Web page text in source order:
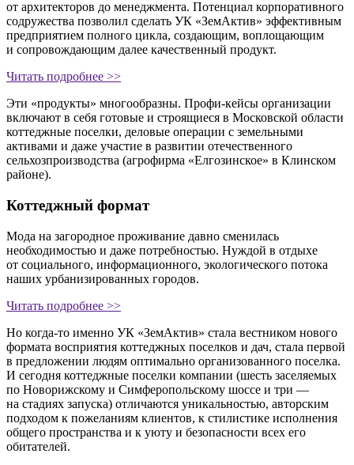
от архитекторов до менеджмента. Потенциал корпоративного
содружества позволил сделать УК «ЗемАктив» эффективным
предприятием полного цикла, создающим, воплощающим
и сопровождающим далее качественный продукт.
Читать подробнее >>
Эти «продукты» многообразны. Профи-кейсы организации
включают в себя готовые и строящиеся в Московской области
коттеджные поселки, деловые операции с земельными
активами и даже участие в развитии отечественного
сельхозпроизводства (агрофирма «Елгозинское» в Клинском
районе).
Коттеджный формат
Мода на загородное проживание давно сменилась
необходимостью и даже потребностью. Нуждой в отдыхе
от социального, информационного, экологического потока
наших урбанизированных городов.
Читать подробнее >>
Но когда-то именно УК «ЗемАктив» стала вестником нового
формата восприятия коттеджных поселков и дач, стала первой
в предложении людям оптимально организованного поселка.
И сегодня коттеджные поселки компании (шесть заселяемых
по Новорижскому и Симферопольскому шоссе и три —
на стадиях запуска) отличаются уникальностью, авторским
подходом к пожеланиям клиентов, к стилистике исполнения
общего пространства и к уюту и безопасности всех его
обитателей.